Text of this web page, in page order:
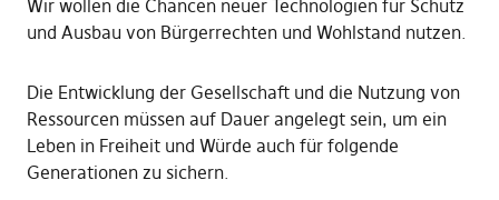
Wir wollen die Chancen neuer Technologien für Schutz
und Ausbau von Bürgerrechten und Wohlstand nutzen.
Die Entwicklung der Gesellschaft und die Nutzung von
Ressourcen müssen auf Dauer angelegt sein, um ein
Leben in Freiheit und Würde auch für folgende
Generationen zu sichern.